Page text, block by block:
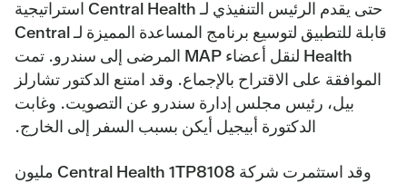
حتى يقدم الرئيس التنفيذي لـ Central Health استراتيجية
قابلة للتطبيق لتوسيع برنامج المساعدة المميزة لـ Central
Health لنقل أعضاء MAP المرضى إلى سندرو. تمت
الموافقة على الاقتراح بالإجماع. وقد امتنع الدكتور تشارلز
بيل، رئيس مجلس إدارة سندرو عن التصويت. وغابت
الدكتورة أبيجيل أيكن بسبب السفر إلى الخارج.
وقد استثمرت شركة Central Health 1TP8108 مليون